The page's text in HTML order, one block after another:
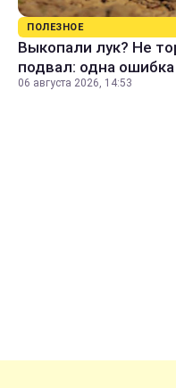
ПОЛЕЗНОЕ
Выкопали лук? Не
подвал: одна
06 августа 2026, 14:53